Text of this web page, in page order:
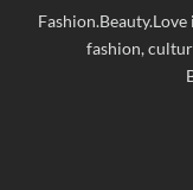
fashion,